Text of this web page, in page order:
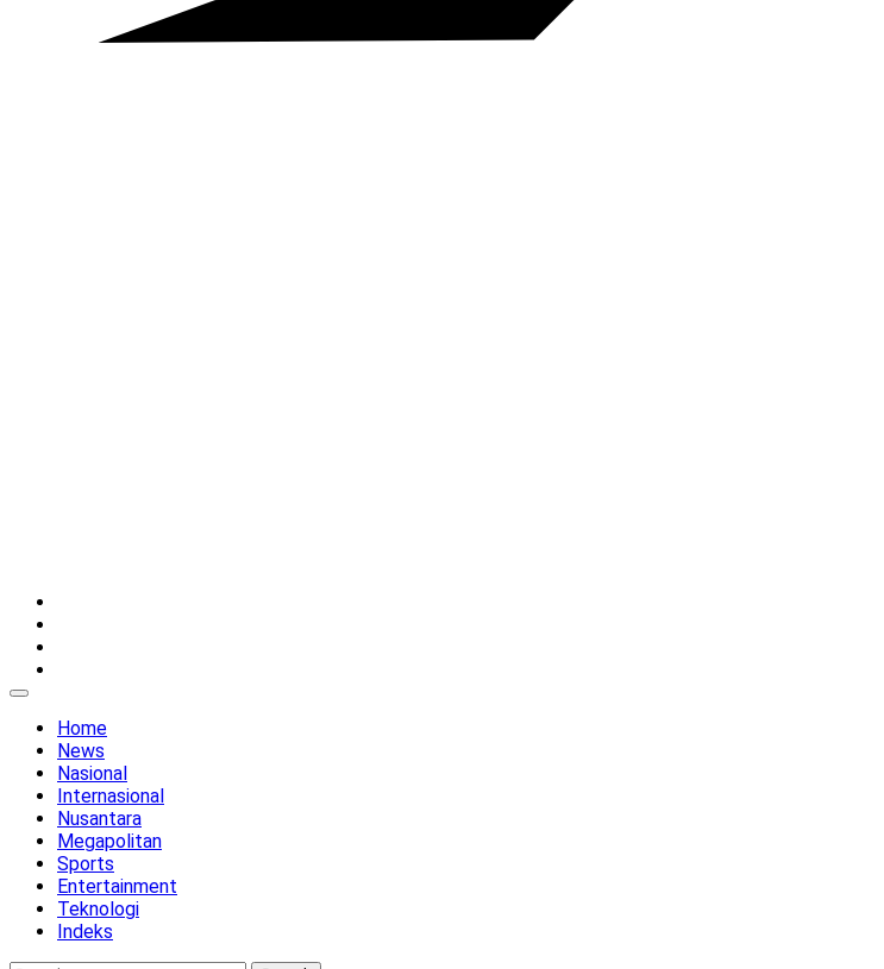
Home
News
Nasional
Internasional
Nusantara
Megapolitan
Sports
Entertainment
Teknologi
Indeks